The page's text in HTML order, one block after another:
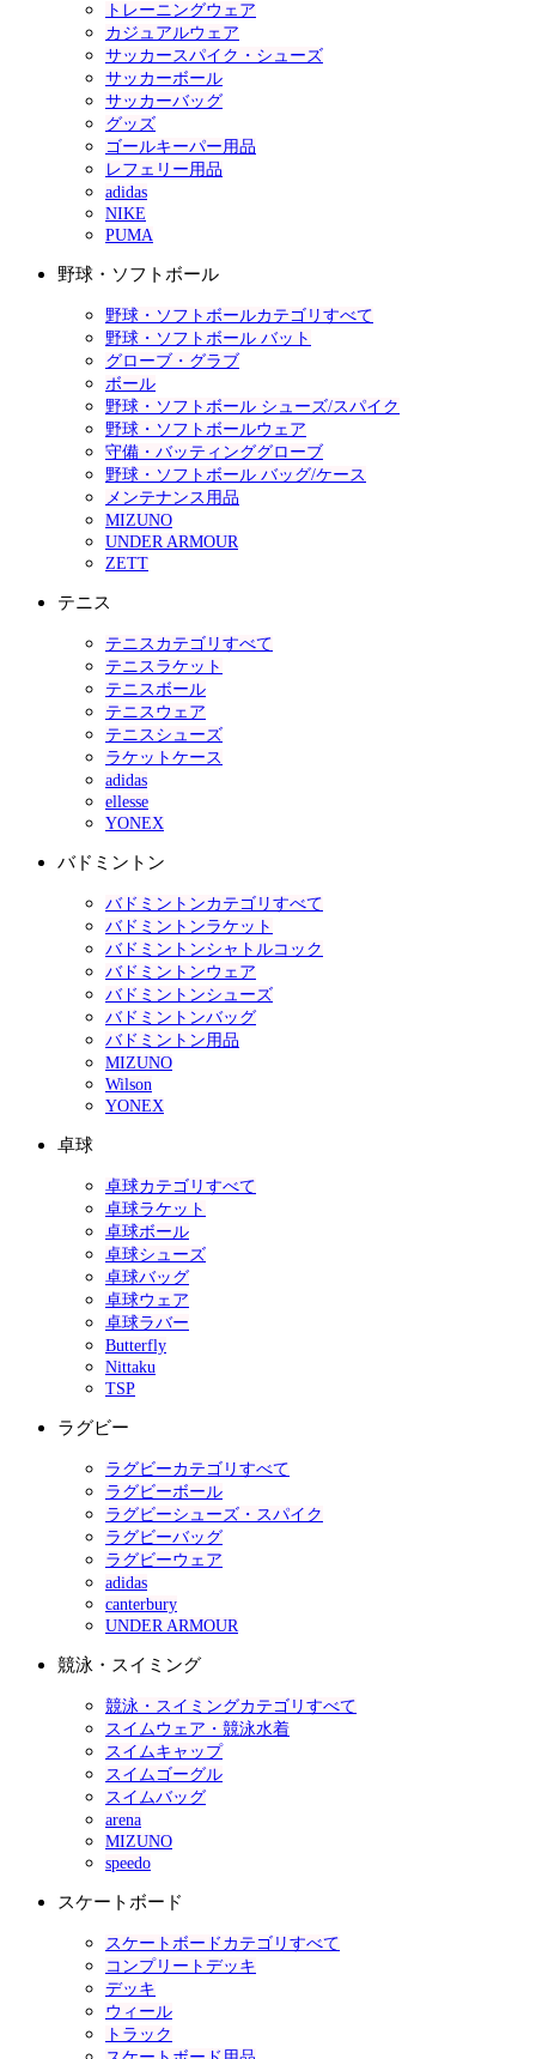
トレーニングウェア
カジュアルウェア
サッカースパイク・シューズ
サッカーボール
サッカーバッグ
グッズ
ゴールキーパー用品
レフェリー用品
adidas
NIKE
PUMA
野球・ソフトボール
野球・ソフトボールカテゴリすべて
野球・ソフトボール バット
グローブ・グラブ
ボール
野球・ソフトボール シューズ/スパイク
野球・ソフトボールウェア
守備・バッティンググローブ
野球・ソフトボール バッグ/ケース
メンテナンス用品
MIZUNO
UNDER ARMOUR
ZETT
テニス
テニスカテゴリすべて
テニスラケット
テニスボール
テニスウェア
テニスシューズ
ラケットケース
adidas
ellesse
YONEX
バドミントン
バドミントンカテゴリすべて
バドミントンラケット
バドミントンシャトルコック
バドミントンウェア
バドミントンシューズ
バドミントンバッグ
バドミントン用品
MIZUNO
Wilson
YONEX
卓球
卓球カテゴリすべて
卓球ラケット
卓球ボール
卓球シューズ
卓球バッグ
卓球ウェア
卓球ラバー
Butterfly
Nittaku
TSP
ラグビー
ラグビーカテゴリすべて
ラグビーボール
ラグビーシューズ・スパイク
ラグビーバッグ
ラグビーウェア
adidas
canterbury
UNDER ARMOUR
競泳・スイミング
競泳・スイミングカテゴリすべて
スイムウェア・競泳水着
スイムキャップ
スイムゴーグル
スイムバッグ
arena
MIZUNO
speedo
スケートボード
スケートボードカテゴリすべて
コンプリートデッキ
デッキ
ウィール
トラック